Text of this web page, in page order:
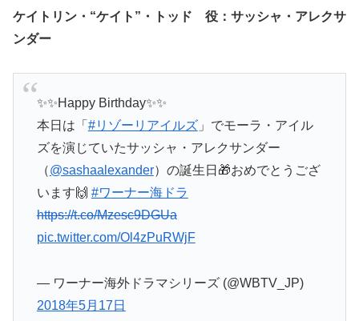
ケイトリン・“ケイト”・トッド 役：サッシャ・アレクサ
ンダー
✨✨Happy Birthday✨✨
本日は「 #リゾーリアイルズ」でモーラ・アイル
ズを演じていたサッシャ・アレクサンダー
（@sashaalexander）の誕生日🎁おめでとうござ
います🙌 #ワーナー海ドラ
https://t.co/Mzesc9DGUa
pic.twitter.com/Ol4zPuRWjF
— ワーナー海外ドラマシリーズ (@WBTV_JP)
2018年5月17日